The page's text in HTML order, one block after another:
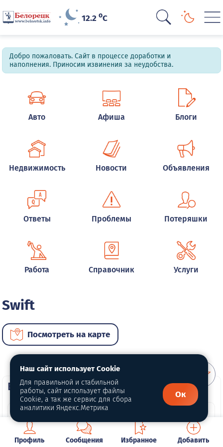
12.2oC
Добро пожаловать. Сайт в процессе доработки и
наполнения. Приносим извинения за неудобства.
Авто Афиша Блоги
Недвижимость Новости Объявления
Ответы Проблемы Потеряшки
Работа Справочник Услуги
Swift
Посмотреть на карте
ВИП автомобили
Профиль Сообщения Избранное Добавить
Наш сайт использует Cookie
Для правильной и стабильной
работы, сайт использует файлы
Cookie, а так же сервис для сбора
аналитики Яндекс.Метрика
Ок